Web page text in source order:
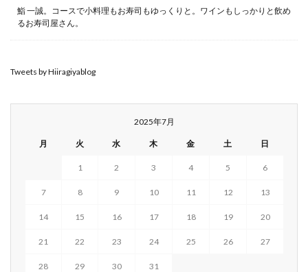
鮨 一誠。コースで小料理もお寿司もゆっくりと。ワインもしっかりと飲め
るお寿司屋さん。
Tweets by Hiiragiyablog
2025年7月
月 火 水 木 金 土 日
1 2 3 4 5 6
7 8 9 10 11 12 13
14 15 16 17 18 19 20
21 22 23 24 25 26 27
28 29 30
31